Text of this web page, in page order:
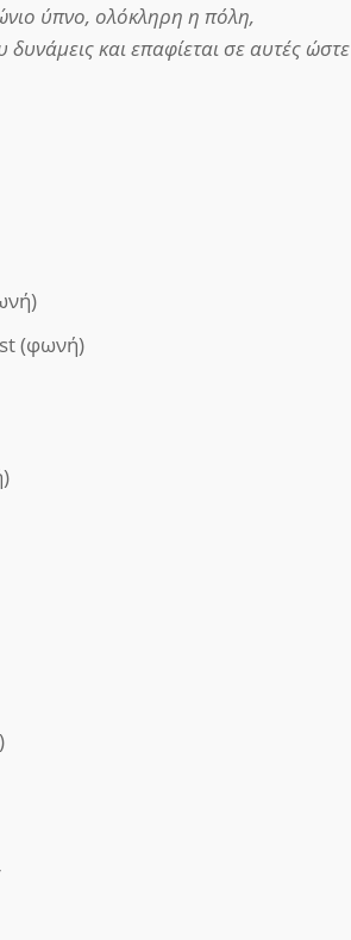
ύπνο, ολόκληρη η πόλη,
δυνάμεις και επαφίεται σε αυτές ώστε
(φωνή)